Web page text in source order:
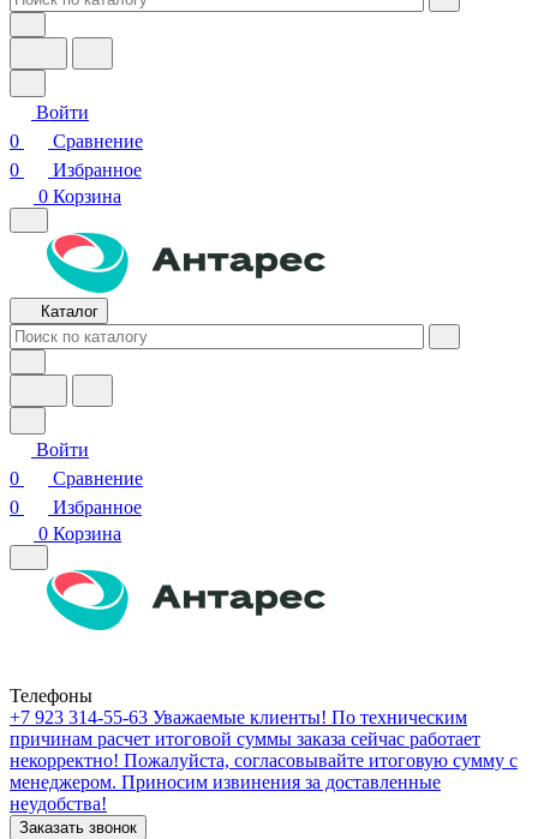
Войти
0
Сравнение
0
Избранное
0 Корзина
Каталог
Войти
0
Сравнение
0
Избранное
0 Корзина
Телефоны
+7 923 314-55-63 Уважаемые клиенты! По техническим
причинам расчет итоговой суммы заказа сейчас работает
некорректно! Пожалуйста, согласовывайте итоговую сумму с
менеджером. Приносим извинения за доставленные
неудобства!
Заказать звонок